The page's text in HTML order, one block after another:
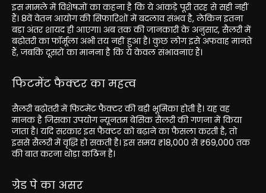
इस मामले में विशेषज्ञों का कहना है कि ये आंकड़े पूरी तरह से सही नहीं
हैं। 8वें वेतन आयोग की सिफारिशों में बदलाव संभव है, लेकिन इतना
बड़ा अंतर शायद ही आएगा। अब तक की जानकारी के अनुसार, सैलरी में
बढ़ोतरी का फॉर्मूला अभी तय नहीं हुआ है। कुछ लोग इसे अफवाह मानते
हैं, जबकि दूसरों का मानना है कि ये केवल संभावनाएं हैं।
फिटमेंट फैक्टर का महत्व
सैलरी बढ़ोतरी में फिटमेंट फैक्टर की बड़ी भूमिका होती है। यह वह
मानक है जिसका उपयोग न्यूनतम बेसिक सैलरी की गणना में किया
जाता है। यदि सरकार इस फैक्टर को बढ़ाने का फैसला करती है, तो
इससे सैलरी में वृद्धि हो सकती है। इस समय ₹18,000 से ₹69,000 तक
की बात करना थोड़ा कठिन है।
ग्रेड पे का असर